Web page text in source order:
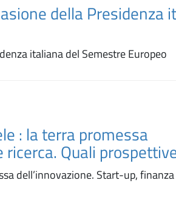
della Presidenza
italiana del Semestre Europeo
: la terra promessa
Quali
dell’innovazione. Start-up, finanza